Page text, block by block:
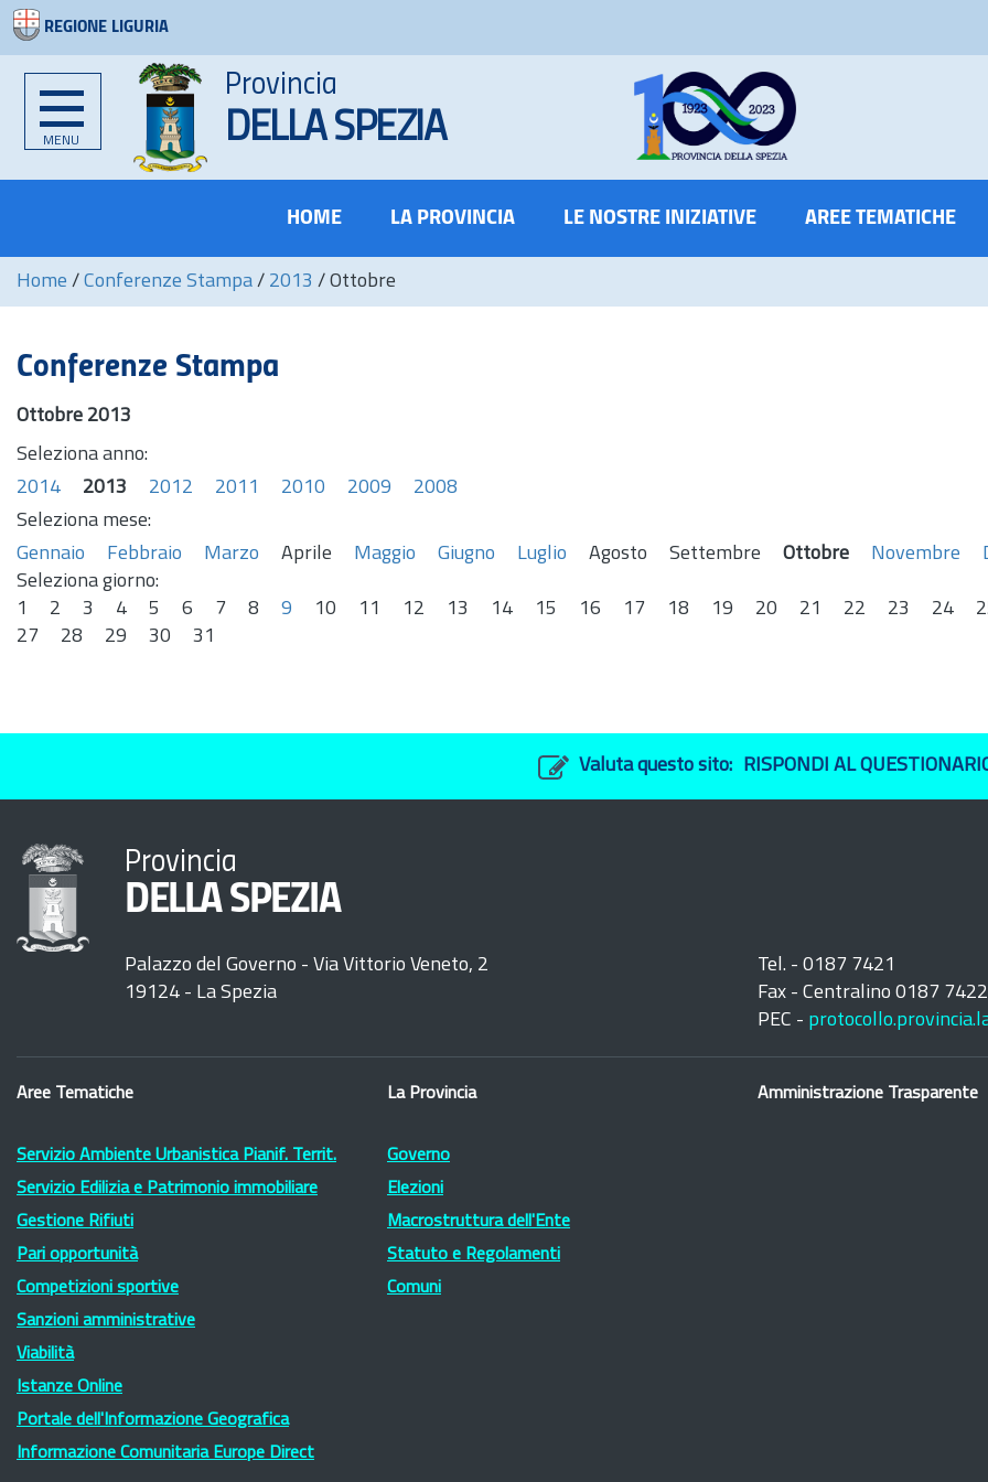
REGIONE LIGURIA
MENU
Provincia
DELLA SPEZIA
HOME LA PROVINCIA LE NOSTRE INIZIATIVE AREE TEMATICHE
Home / Conferenze Stampa / 2013 / Ottobre
Conferenze Stampa
Ottobre 2013
Seleziona anno:
2014
2013 2012 2011 2010 2009
2008
Seleziona mese:
Gennaio
Febbraio Marzo Aprile Maggio Giugno Luglio Agosto Settembre Ottobre Novembre
Seleziona giorno:
1
2 3 4 5 6 7 8 9 10 11 12 13 14 15 16 17 18 19 20 21 22 23 24
27
28 29 30 31
Valuta questo sito: RISPONDI AL
Provincia
DELLA SPEZIA
Palazzo del Governo - Via Vittorio Veneto, 2
19124 - La Spezia
Tel. - 0187 7421
Fax - Centralino 0187
PEC -
Aree Tematiche
Servizio Ambiente Urbanistica Pianif. Territ.
Servizio Edilizia e Patrimonio immobiliare
Gestione Rifiuti
Pari opportunità
Competizioni sportive
Sanzioni amministrative
Viabilità
Istanze Online
Portale dell'Informazione Geografica
Informazione Comunitaria Europe Direct
La Provincia
Governo
Elezioni
Macrostruttura dell'Ente
Statuto e Regolamenti
Comuni
Amministrazione Trasparente